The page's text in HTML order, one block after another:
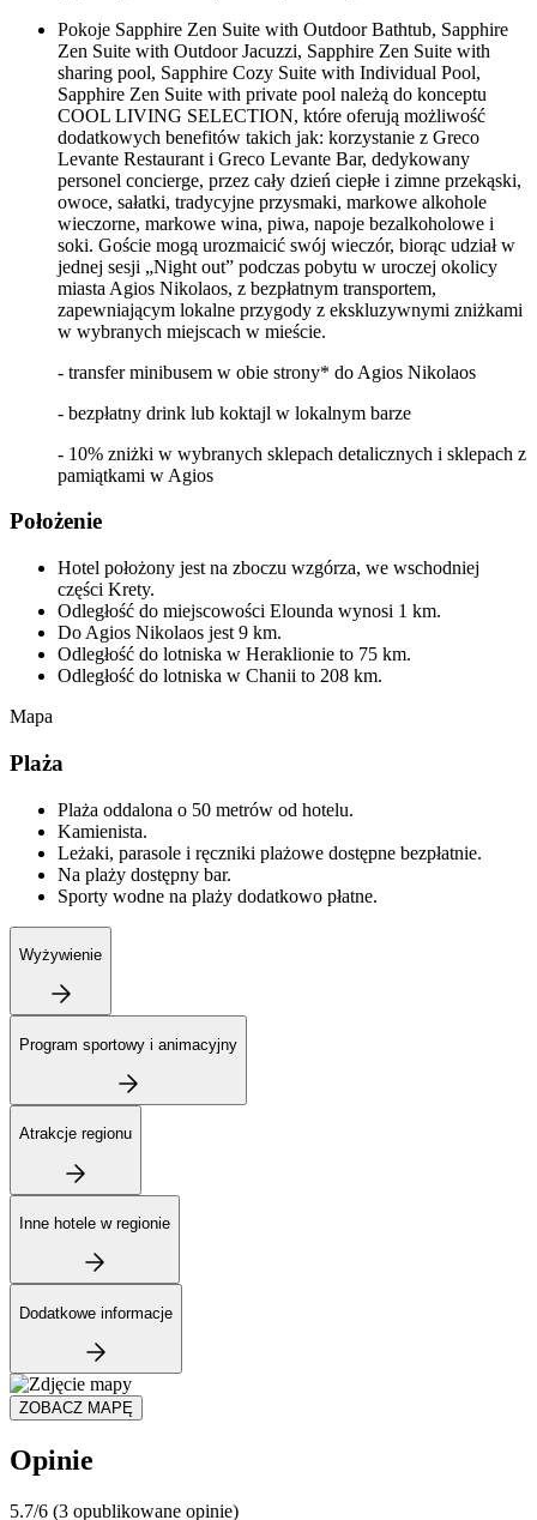
Pokoje Sapphire Zen Suite with Outdoor Bathtub, Sapphire
Zen Suite with Outdoor Jacuzzi, Sapphire Zen Suite with
sharing pool, Sapphire Cozy Suite with Individual Pool,
Sapphire Zen Suite with private pool należą do konceptu
COOL LIVING SELECTION, które oferują możliwość
dodatkowych benefitów takich jak: korzystanie z Greco
Levante Restaurant i Greco Levante Bar, dedykowany
personel concierge, przez cały dzień ciepłe i zimne przekąski,
owoce, sałatki, tradycyjne przysmaki, markowe alkohole
wieczorne, markowe wina, piwa, napoje bezalkoholowe i
soki. Goście mogą urozmaicić swój wieczór, biorąc udział w
jednej sesji „Night out” podczas pobytu w uroczej okolicy
miasta Agios Nikolaos, z bezpłatnym transportem,
zapewniającym lokalne przygody z ekskluzywnymi zniżkami
w wybranych miejscach w mieście.
- transfer minibusem w obie strony* do Agios Nikolaos
- bezpłatny drink lub koktajl w lokalnym barze
- 10% zniżki w wybranych sklepach detalicznych i sklepach z
pamiątkami w Agios
Położenie
Hotel położony jest na zboczu wzgórza, we wschodniej
części Krety.
Odległość do miejscowości Elounda wynosi 1 km.
Do Agios Nikolaos jest 9 km.
Odległość do lotniska w Heraklionie to 75 km.
Odległość do lotniska w Chanii to 208 km.
Mapa
Plaża
Plaża oddalona o 50 metrów od hotelu.
Kamienista.
Leżaki, parasole i ręczniki plażowe dostępne bezpłatnie.
Na plaży dostępny bar.
Sporty wodne na plaży dodatkowo płatne.
Wyżywienie
Program sportowy i animacyjny
Atrakcje regionu
Inne hotele w regionie
Dodatkowe informacje
ZOBACZ MAPĘ
Opinie
5.7/6 (3 opublikowane opinie)